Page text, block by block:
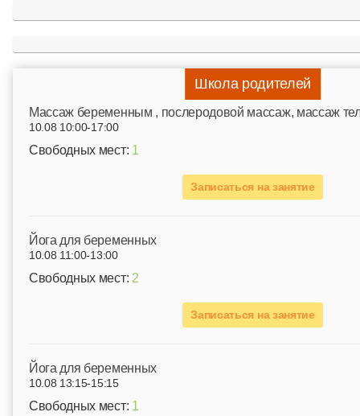
Школа родителей
Mассаж беременным , послеродовой массаж, массаж
10.08 10:00-17:00
Свободных мест: 1
Записаться на занятие
Йога для беременных
10.08 11:00-13:00
Свободных мест: 2
Записаться на занятие
Йога для беременных
10.08 13:15-15:15
Свободных мест: 1